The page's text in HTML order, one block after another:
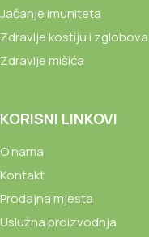
Jačanje imuniteta
Zdravlje kostiju i zglobova
Zdravlje mišića
KORISNI LINKOVI
O nama
Kontakt
Prodajna mjesta
Uslužna proizvodnja